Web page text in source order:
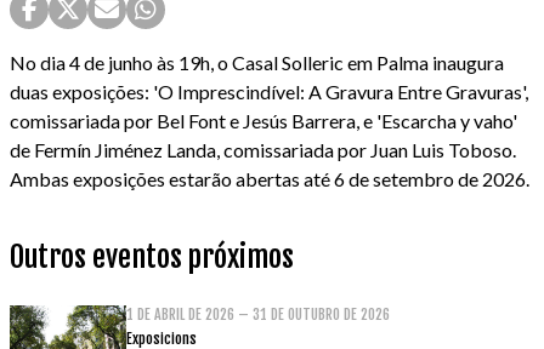
No dia 4 de junho às 19h, o Casal Solleric em Palma inaugura
duas exposições: 'O Imprescindível: A Gravura Entre Gravuras',
comissariada por Bel Font e Jesús Barrera, e 'Escarcha y vaho'
de Fermín Jiménez Landa, comissariada por Juan Luis Toboso.
Ambas exposições estarão abertas até 6 de setembro de 2026.
Outros eventos próximos
1 DE ABRIL DE 2026 – 31 DE OUTUBRO DE 2026
Exposicions